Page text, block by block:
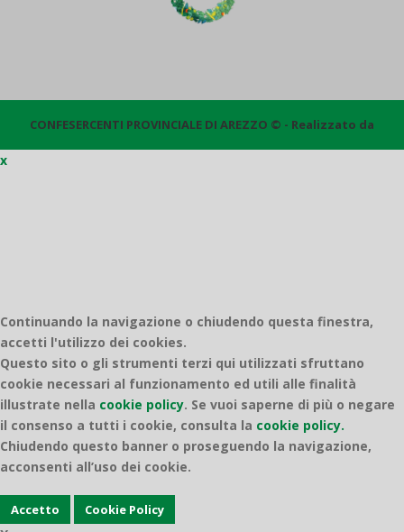
CONFESERCENTI PROVINCIALE DI AREZZO © - Realizzato da
x
Continuando la navigazione o chiudendo questa finestra,
accetti l'utilizzo dei cookies.
Questo sito o gli strumenti terzi qui utilizzati sfruttano
cookie necessari al funzionamento ed utili alle finalità
illustrate nella cookie policy. Se vuoi saperne di più o negare
il consenso a tutti i cookie, consulta la cookie policy.
Chiudendo questo banner o proseguendo la navigazione,
acconsenti all’uso dei cookie.
Accetto Cookie Policy